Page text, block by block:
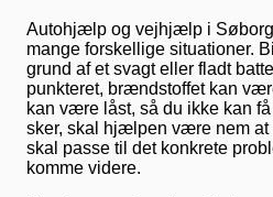
Autohjælp og vejhjælp i
mange forskellige situationer.
grund af et svagt eller fladt
punkteret, brændstoffet kan
kan være låst, så du ikke kan
sker, skal hjælpen være nem at
skal passe til det konkrete
komme videre.